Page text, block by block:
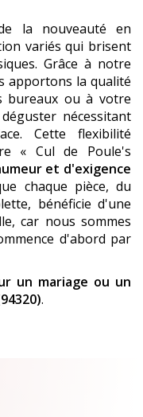
la nouveauté en
variés qui brisent
Grâce à notre
apportons la qualité
bureaux ou à votre
nécessitant
Cette flexibilité
« Cul de Poule's
et d'exigence
chaque pièce, du
bénéficie d'une
car nous sommes
d'abord par
un mariage ou un
.